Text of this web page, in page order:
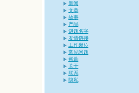
新闻
文章
故事
产品
谜题名字
友情链接
工作岗位
常见问题
帮助
关于
联系
隐私